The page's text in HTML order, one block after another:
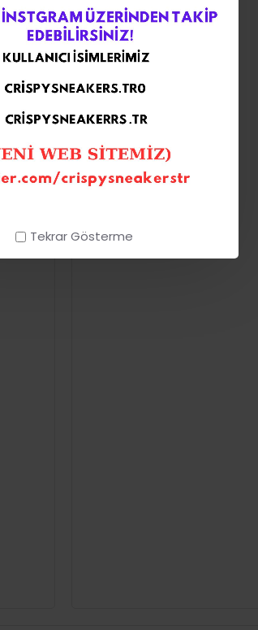
Tekrar Gösterme